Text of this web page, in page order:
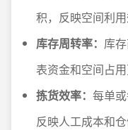
积，反映空间利用
库存周转率： 库
表资金和空间占
拣货效率： 每单
反映人工成本和仓